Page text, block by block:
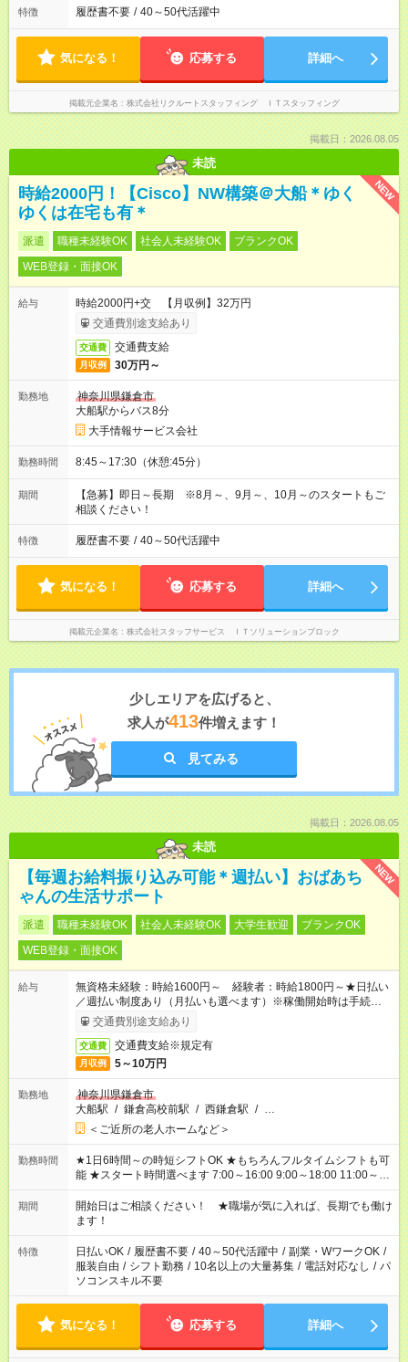
特徴 履歴書不要 / 40～50代活躍中
気になる！ 応募する 詳細へ
掲載元企業名 株式会社リクルートスタッフィング ＩＴスタッフィング
掲載日：2026.08.05
未読
NEW
時給2000円！【Cisco】NW構築＠大船＊ゆく
ゆくは在宅も有＊
派遣 職種未経験OK 社会人未経験OK
ブランクOK
WEB登録・面接OK
給与
時給2000円+交 【月収例】32万円
交通費別途支給あり
交通費 交通費支給
月収例 30万円～
勤務地
神奈川県鎌倉市
大船駅からバス8分
大手情報サービス会社
勤務時間 8:45～17:30（休憩:45分）
期間
【急募】即日～長期 ※8月～、9月～、10月～のスタートもご
相談ください！
特徴 履歴書不要 / 40～50代活躍中
気になる！ 応募する 詳細へ
掲載元企業名 株式会社スタッフサービス ＩＴソリューションブロック
少しエリアを広げると、
求人が413件増えます！
見てみる
掲載日：2026.08.05
未読
NEW
【毎週お給料振り込み可能＊週払い】おばあち
ゃんの生活サポート
派遣 職種未経験OK 社会人未経験OK 大学生歓迎
ブランクOK
WEB登録・面接OK
給与
無資格未経験：時給1600円～ 経験者：時給1800円～★日払い
／週払い制度あり（月払いも選べます）※稼働開始時は手続き完
了次第のお支払いとなります。
交通費別途支給あり
交通費 交通費支給※規定有
月収例 5～10万円
勤務地
神奈川県鎌倉市
大船駅 / 鎌倉高校前駅 / 西鎌倉駅 / …
＜ご近所の老人ホームなど＞
勤務時間
★1日6時間～の時短シフトOK ★もちろんフルタイムシフトも可
能 ★スタート時間選べます 7:00～16:00 9:00～18:00 11:00～
20:00 など 残業なし！ ※Wワークの場合、他のお仕事と合わせ
週40時間超の就業はご案内できません ※法令に基づき、週20時
間以上勤務は社会保険への加入対象となります ※労働者派遣法
（日雇い派遣の原則禁止）により、短時間・短期間の就業はご
案内が難しい場合があります
期間
開始日はご相談ください！ ★職場が気に入れば、長期でも働け
ます！
特徴 日払いOK / 履歴書不要 / 40～50代活躍中 / 副業・WワークOK /
服装自由 / シフト勤務 / 10名以上の大量募集 / 電話対応なし / パ
ソコンスキル不要
気になる！ 応募する 詳細へ